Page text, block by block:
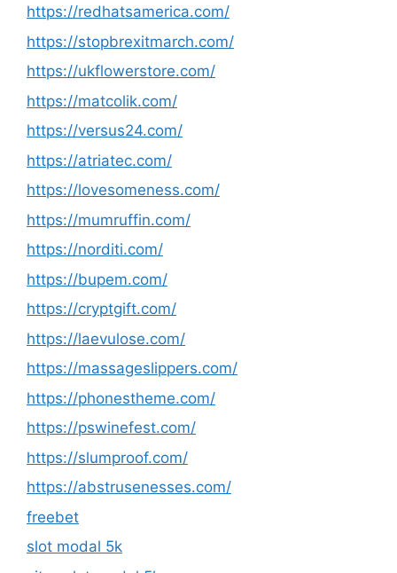
https://redhatsamerica.com/
https://stopbrexitmarch.com/
https://ukflowerstore.com/
https://matcolik.com/
https://versus24.com/
https://atriatec.com/
https://lovesomeness.com/
https://mumruffin.com/
https://norditi.com/
https://bupem.com/
https://cryptgift.com/
https://laevulose.com/
https://massageslippers.com/
https://phonestheme.com/
https://pswinefest.com/
https://slumproof.com/
https://abstrusenesses.com/
freebet
slot modal 5k